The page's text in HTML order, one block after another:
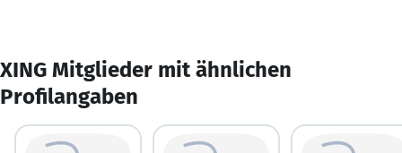
XING Mitglieder mit ähnlichen
Profilangaben